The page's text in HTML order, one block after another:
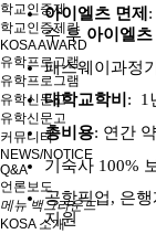
학교인증제
학교인증제란
KOSA AWARD
유학프로그램
유학프로그램
유학신문고
유학신문고
커뮤니티
NEWS/NOTICE
Q&A
언론보도
메뉴 백그라운드
KOSA 소개
아이엘츠 면제 :
수 후 아이엘츠
패스웨이과정
대학교학비 : 1
총비용: 연간 약
기숙사 100%
공항픽업, 은행
지원